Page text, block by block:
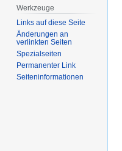
Werkzeuge
Links auf diese Seite
Änderungen an
verlinkten Seiten
Spezialseiten
Permanenter Link
Seiten­informationen